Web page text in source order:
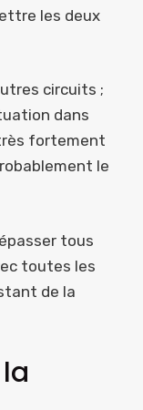
les deux
circuits ;
dans
fortement
le
tous
toutes les
de la